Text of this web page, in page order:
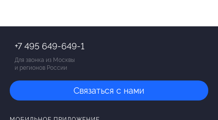
+7 495 649-649-1
Для звонка из Москвы
и регионов России
Связаться с нами